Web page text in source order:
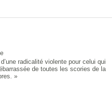
radicalité violente pour celui qui
de toutes les scories de la
»